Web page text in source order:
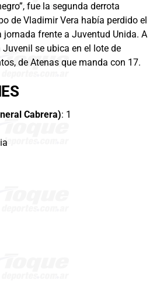
fue la segunda derrota
de Vladimir Vera había perdido el
frente a Juventud Unida. A
Juvenil se ubica en el lote de
de Atenas que manda con 17.
Cabrera): 1